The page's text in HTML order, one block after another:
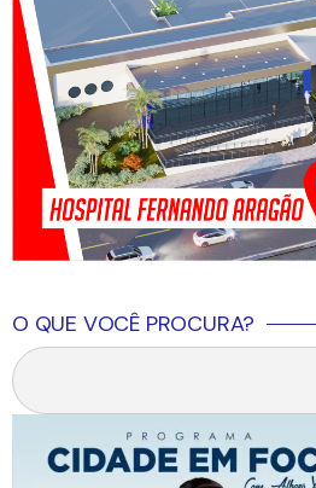
O QUE VOCÊ PROCURA?